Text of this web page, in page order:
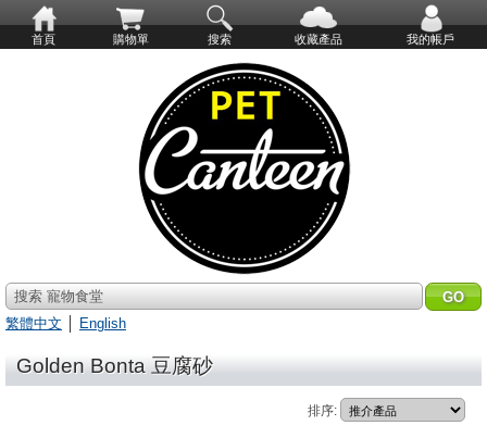
首頁 購物單 搜索 收藏產品 我的帳戶
搜索 寵物食堂
繁體中文
English
Golden Bonta 豆腐砂
排序: